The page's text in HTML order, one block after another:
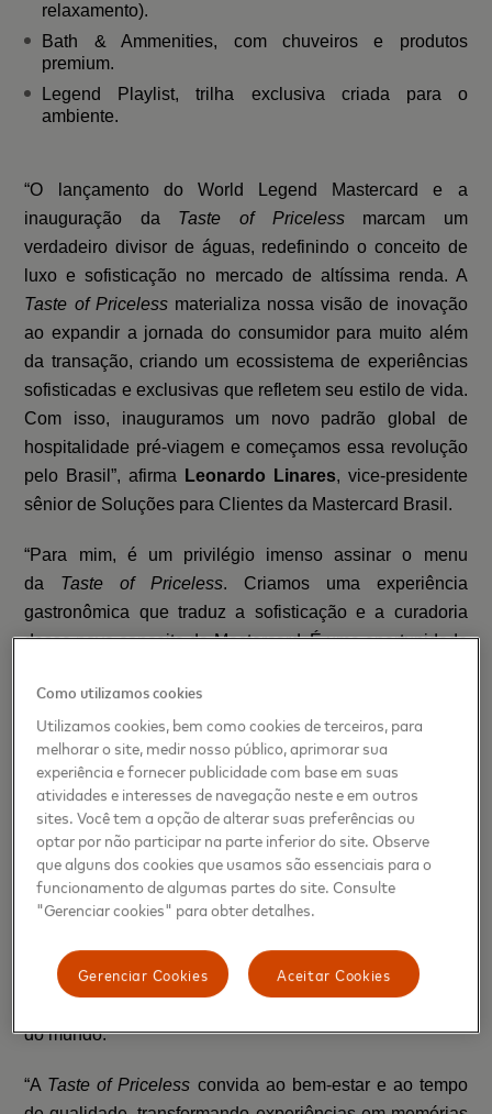
relaxamento).
Bath & Ammenities, com chuveiros e produtos
premium.
Legend Playlist, trilha exclusiva criada para o
ambiente.
“O lançamento do World Legend Mastercard e a
inauguração da Taste of Pricelessmarcam um
verdadeiro divisor de águas, redefinindo o conceito de
luxo e sofisticação no mercado de altíssima renda. A
Taste of Pricelessmaterializa nossa visão de inovação
ao expandir a jornada do consumidor para muito além
da transação, criando um ecossistema de experiências
sofisticadas e exclusivas que refletem seu estilo de vida.
Com isso, inauguramos um novo padrão global de
hospitalidade pré-viagem e começamos essa revolução
pelo Brasil”, afirma
Leonardo Linares, vice-presidente
sênior de Soluções para Clientes da Mastercard Brasil.
“Para mim, é um privilégio imenso assinar o menu
da Taste of Priceless. Criamos uma experiência
gastronômica que traduz a sofisticação e a curadoria
desse novo conceito da Mastercard. É uma oportunidade
gastronomia e exclusividade, elevando o padrão de
hospitalidade em aeroportos e transformando a espera
em uma verdadeira celebração de sabores e da arte de
viajar”, afirma Alex Atala.
Com a abertura da Taste of Priceless ,a Mastercard
reforça seu posicionamento “Não Tem Preço”, onde cada
interação é transformada em algo que vai além da
transação, traduzindo seu propósito em experiências
que conectam pessoas às suas paixões. O Brasil é o
primeiro país a receber essa iniciativa, que será
do mundo.
“A Taste of Priceless convida ao bem-estar e ao tempo
Como utilizamos cookies
Utilizamos cookies, bem como cookies de terceiros, para
melhorar o site, medir nosso público, aprimorar sua
experiência e fornecer publicidade com base em suas
atividades e interesses de navegação neste e em outros
sites. Você tem a opção de alterar suas preferências ou
optar por não participar na parte inferior do site. Observe
que alguns dos cookies que usamos são essenciais para o
funcionamento de algumas partes do site. Consulte
"Gerenciar cookies" para obter detalhes.
Aceitar Cookies
Gerenciar Cookies